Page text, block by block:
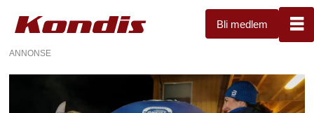
Bli medlem
ANNONSE